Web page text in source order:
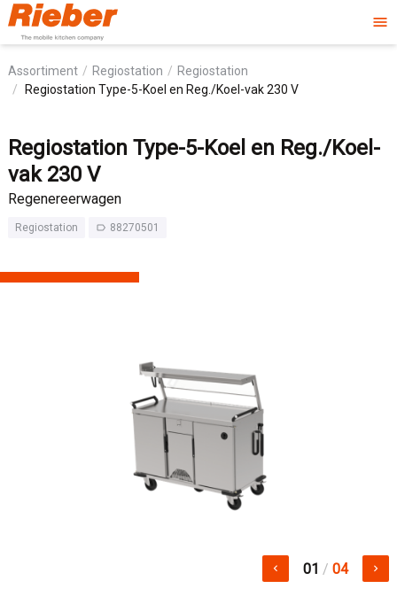
menu
Assortiment Regiostation
Regiostation
Regiostation Type-5-Koel en Reg./Koel-vak 230 V
Regiostation Type-5-Koel en Reg./Koel-
vak 230 V
Regenereerwagen
Regiostation label_outline 88270501
keyboard_arrow_left 01 / 04 keyboard_arrow_right